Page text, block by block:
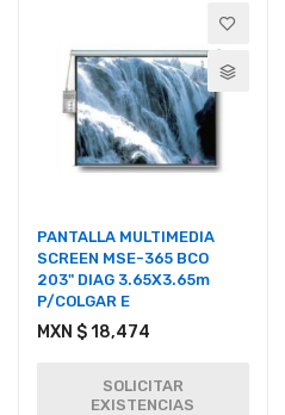
PANTALLA MULTIMEDIA
SCREEN MSE-365 BCO
203" DIAG 3.65X3.65m
P/COLGAR E
MXN $ 18,474
SOLICITAR
EXISTENCIAS